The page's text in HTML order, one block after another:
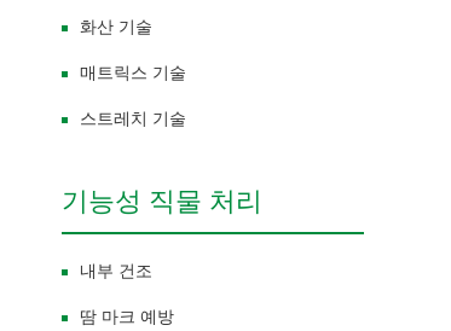
화산 기술
매트릭스 기술
스트레치 기술
기능성 직물 처리
내부 건조
땀 마크 예방